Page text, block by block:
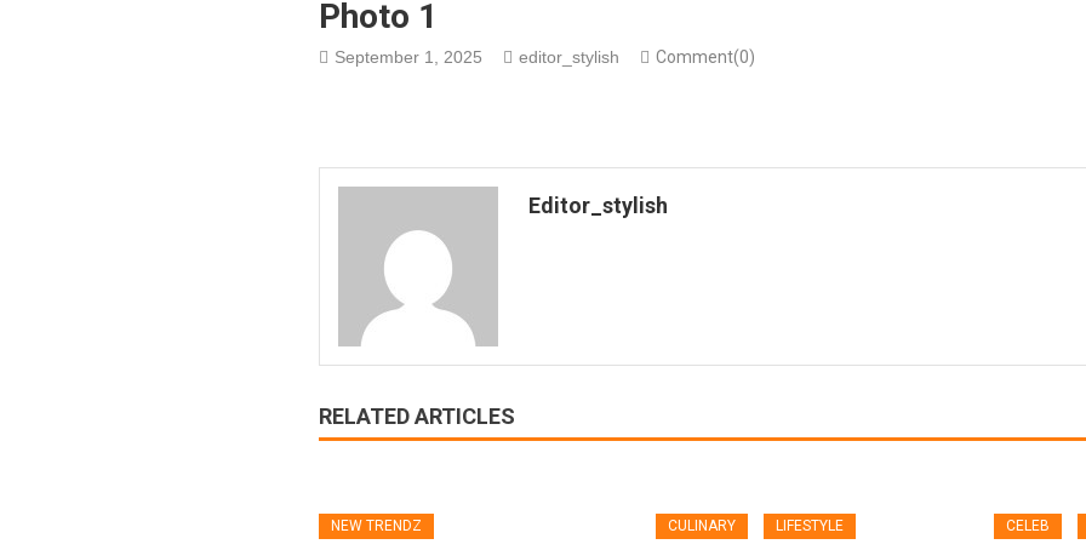
Photo 1
September 1, 2025 editor_stylish Comment(0)
Editor_stylish
RELATED ARTICLES
NEW TRENDZ CULINARY LIFESTYLE CELEB